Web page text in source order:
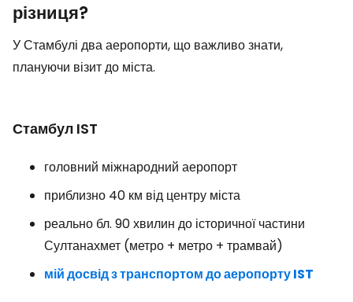
різниця?
У Стамбулі два аеропорти, що важливо знати,
плануючи візит до міста.
Стамбул IST
головний міжнародний аеропорт
приблизно 40 км від центру міста
реально бл. 90 хвилин до історичної частини
Султанахмет (метро + метро + трамвай)
мій досвід з транспортом до аеропорту IST